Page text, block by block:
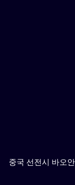
중국 선전시 바오